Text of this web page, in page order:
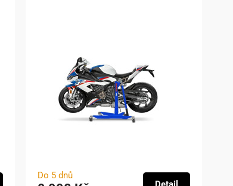
Do 5 dnů